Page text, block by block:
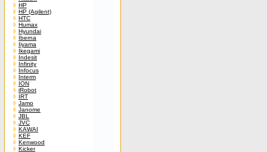
HP
HP (Agilent)
HTC
Humax
Hyundai
Iberna
Iiyama
Ikegami
Indesit
Infinity
Infocus
Interm
ION
iRobot
IRT
Jamo
Janome
JBL
JVC
KAWAI
KEF
Kenwood
Kicker